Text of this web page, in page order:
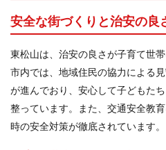
安全な街づくりと治安の良
東松山は、治安の良さが子育て世
市内では、地域住民の協力による
が進んでおり、安心して子どもた
整っています。また、交通安全教
時の安全対策が徹底されています。